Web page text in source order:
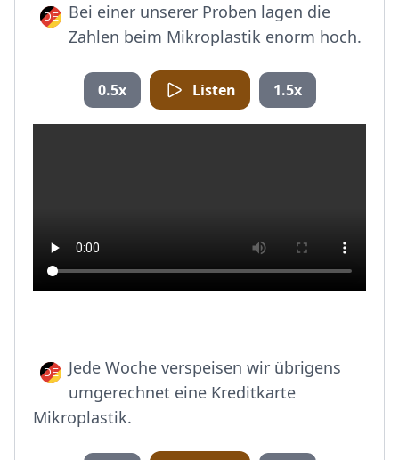
Bei einer unserer Proben lagen die
Zahlen beim Mikroplastik enorm hoch.
0.5x Listen 1.5x
Jede Woche verspeisen wir übrigens
umgerechnet eine Kreditkarte
Mikroplastik.